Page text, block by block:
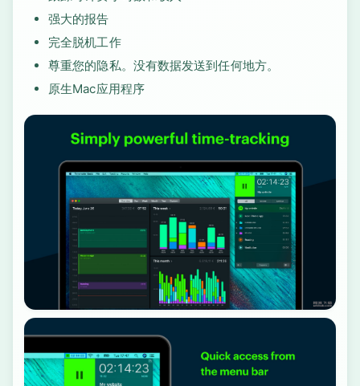
强大的报告
完全脱机工作
尊重您的隐私。没有数据发送到任何地方。
原生Mac应用程序